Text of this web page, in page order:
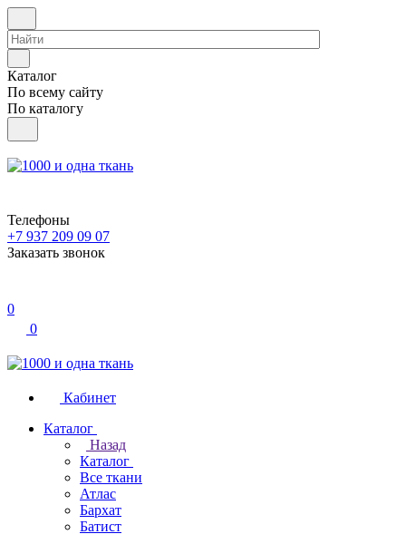
Каталог
По всему сайту
По каталогу
Телефоны
+7 937 209 09 07
Заказать звонок
0
0
Кабинет
Каталог
Назад
Каталог
Все ткани
Атлас
Бархат
Батист